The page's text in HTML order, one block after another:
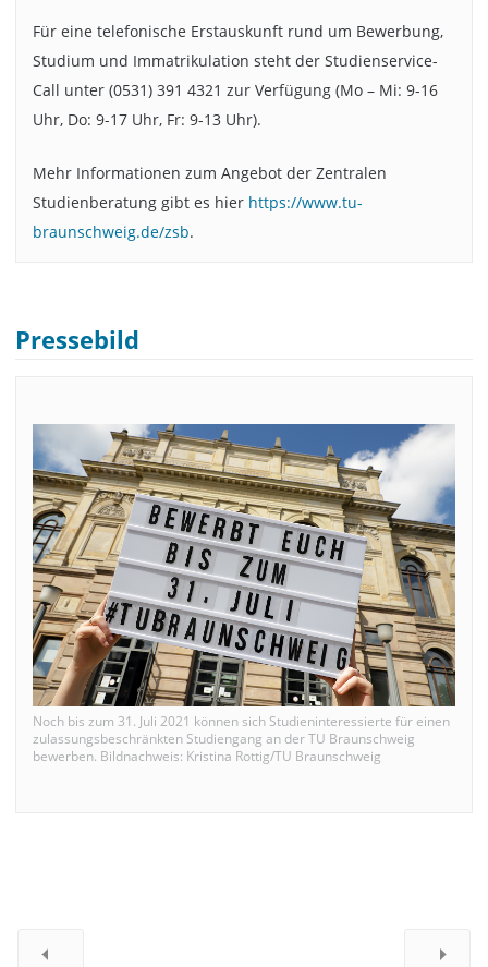
Für eine telefonische Erstauskunft rund um Bewerbung,
Studium und Immatrikulation steht der Studienservice-
Call unter (0531) 391 4321 zur Verfügung (Mo – Mi: 9-16
Uhr, Do: 9-17 Uhr, Fr: 9-13 Uhr).
Mehr Informationen zum Angebot der Zentralen
Studienberatung gibt es hier https://www.tu-
braunschweig.de/zsb.
Pressebild
Noch bis zum 31. Juli 2021 können sich Studieninteressierte für einen
zulassungsbeschränkten Studiengang an der TU Braunschweig
bewerben. Bildnachweis: Kristina Rottig/TU Braunschweig